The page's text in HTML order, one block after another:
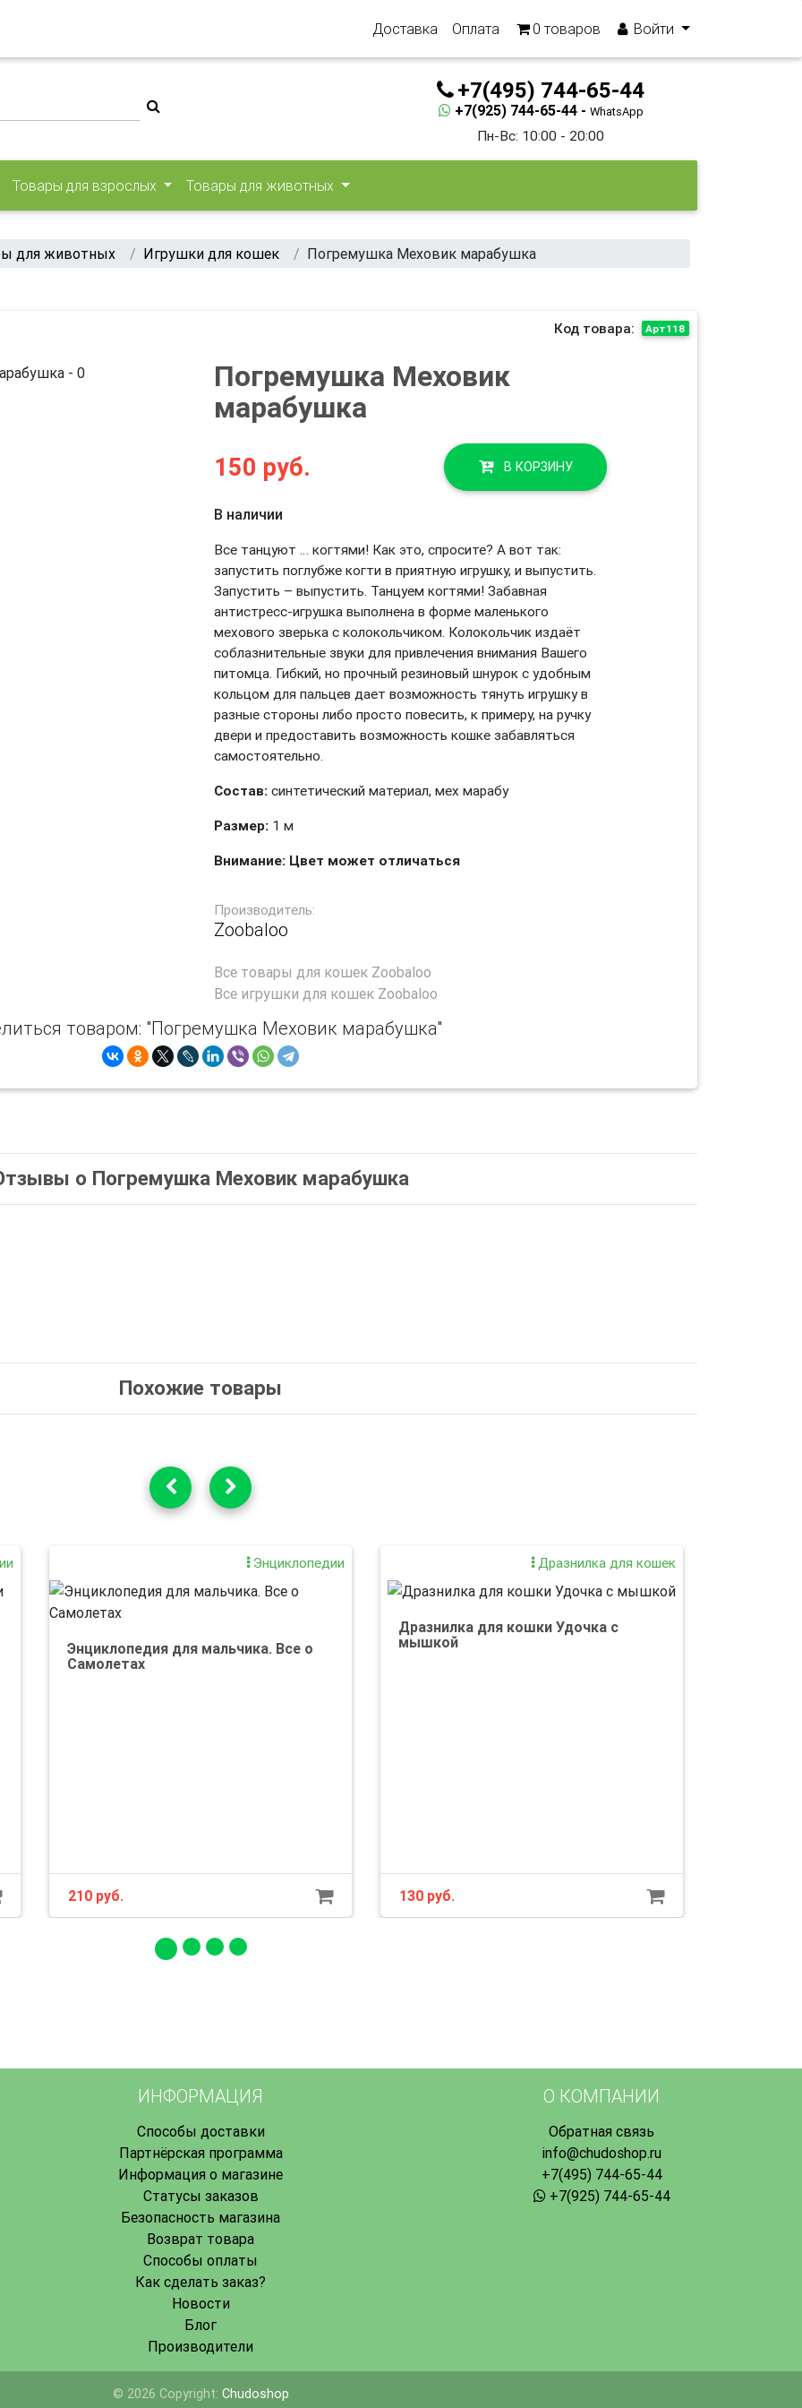
Доставка Оплата 0 товаров Войти
+7(495) 744-65-44
+7(925) 744-65-44 - WhatsApp
Пн-Вс: 10:00 - 20:00
Товары для взрослых Товары для животных
для животных Игрушки для кошек Погремушка Меховик марабушка
Код товара: Арт118
Погремушка Меховик
марабушка
150 руб. В КОРЗИНУ
В наличии
Все танцуют … когтями! Как это, спросите? А вот так:
запустить поглубже когти в приятную игрушку, и выпустить.
Запустить – выпустить. Танцуем когтями! Забавная
антистресс-игрушка выполнена в форме маленького
мехового зверька с колокольчиком. Колокольчик издаёт
соблазнительные звуки для привлечения внимания Вашего
питомца. Гибкий, но прочный резиновый шнурок с удобным
кольцом для пальцев дает возможность тянуть игрушку в
разные стороны либо просто повесить, к примеру, на ручку
двери и предоставить возможность кошке забавляться
самостоятельно.
Состав: синтетический материал, мех марабу
Размер: 1 м
Внимание: Цвет может отличаться
Производитель:
Zoobaloo
Все товары для кошек Zoobaloo
Все игрушки для кошек Zoobaloo
товаром: "Погремушка Меховик марабушка"
о Погремушка Меховик марабушка
Похожие товары
Энциклопедии
Энциклопедия для мальчика. Все о
Самолетах
210 руб.
Дразнилка для кошек
Дразнилка для кошки Удочка с
мышкой
130 руб.
ИНФОРМАЦИЯ
Способы доставки
Партнёрская программа
Информация о магазине
Статусы заказов
Безопасность магазина
Возврат товара
Способы оплаты
Как сделать заказ?
Новости
Блог
Производители
О КОМПАНИИ
Обратная связь
info@chudoshop.ru
+7(495) 744-65-44
+7(925) 744-65-44
© 2026 Copyright: Chudoshop